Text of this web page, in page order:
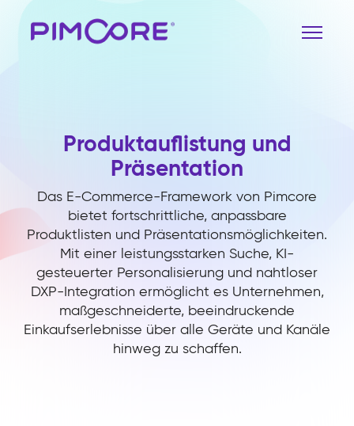
Produktauflistung und
Präsentation
Das E-Commerce-Framework von Pimcore
bietet fortschrittliche, anpassbare
Produktlisten und Präsentationsmöglichkeiten.
Mit einer leistungsstarken Suche, KI-
gesteuerter Personalisierung und nahtloser
DXP-Integration ermöglicht es Unternehmen,
maßgeschneiderte, beeindruckende
Einkaufserlebnisse über alle Geräte und Kanäle
hinweg zu schaffen.